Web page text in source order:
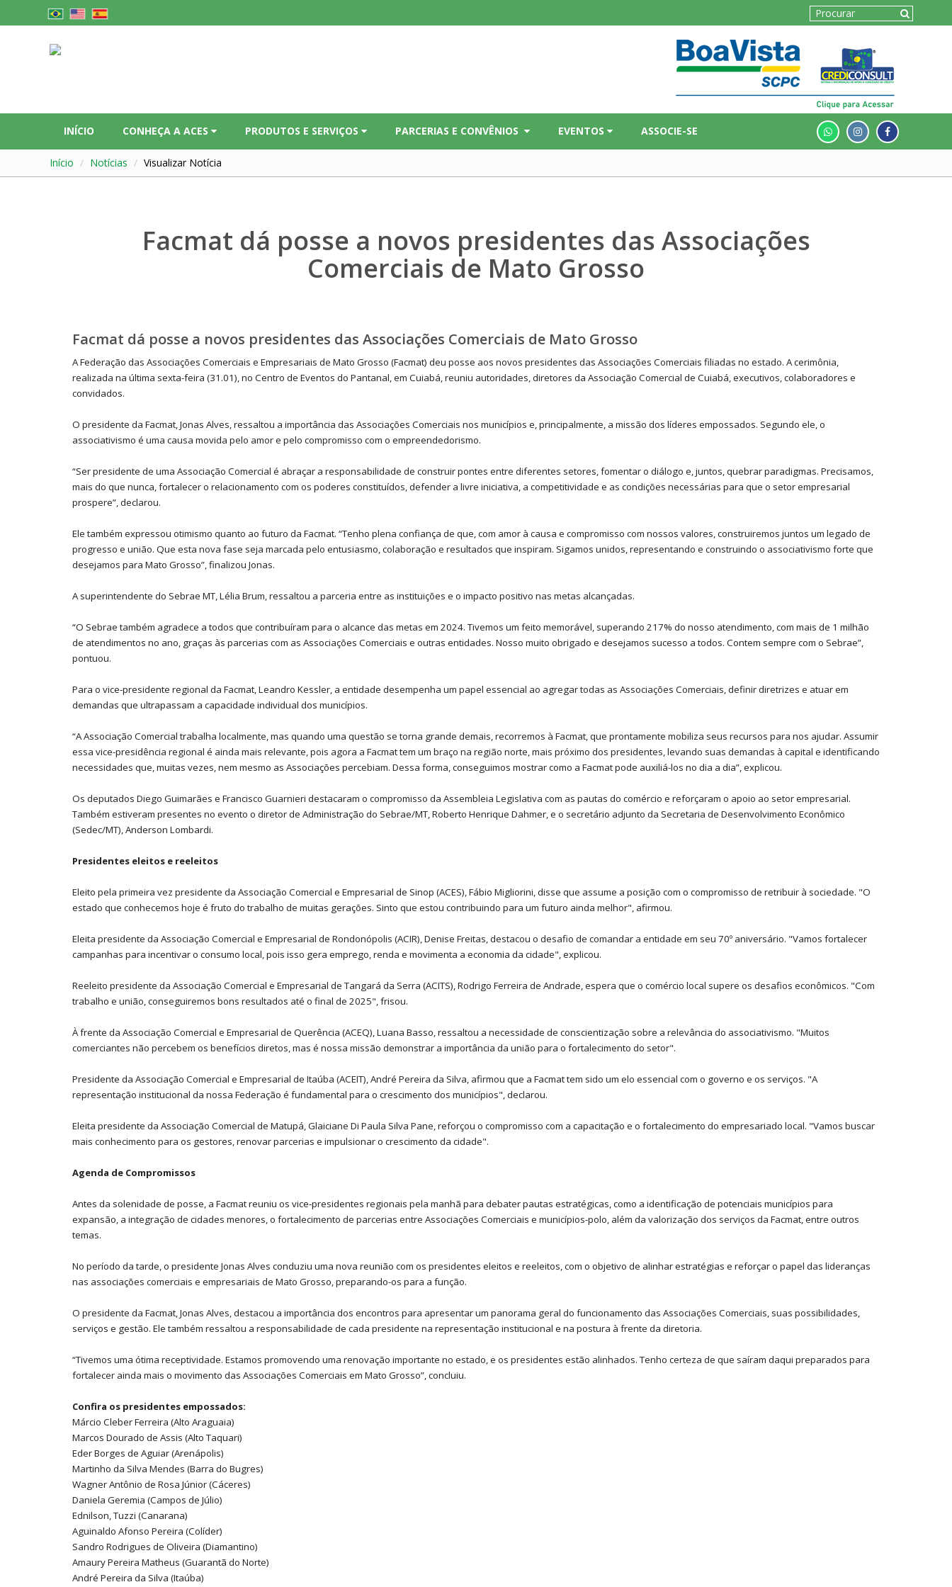
INÍCIO CONHEÇA A ACES PRODUTOS E SERVIÇOS PARCERIAS E CONVÊNIOS EVENTOS ASSOCIE-SE
Início Notícias Visualizar Notícia
Facmat dá posse a novos presidentes das Associações
Comerciais de Mato Grosso
Facmat dá posse a novos presidentes das Associações Comerciais de Mato Grosso
A Federação das Associações Comerciais e Empresariais de Mato Grosso (Facmat) deu posse aos novos presidentes das Associações Comerciais filiadas no estado. A cerimônia,
realizada na última sexta-feira (31.01), no Centro de Eventos do Pantanal, em Cuiabá, reuniu autoridades, diretores da Associação Comercial de Cuiabá, executivos, colaboradores e
convidados.
O presidente da Facmat, Jonas Alves, ressaltou a importância das Associações Comerciais nos municípios e, principalmente, a missão dos líderes empossados. Segundo ele, o
associativismo é uma causa movida pelo amor e pelo compromisso com o empreendedorismo.
“Ser presidente de uma Associação Comercial é abraçar a responsabilidade de construir pontes entre diferentes setores, fomentar o diálogo e, juntos, quebrar paradigmas. Precisamos,
mais do que nunca, fortalecer o relacionamento com os poderes constituídos, defender a livre iniciativa, a competitividade e as condições necessárias para que o setor empresarial
prospere”, declarou.
Ele também expressou otimismo quanto ao futuro da Facmat. “Tenho plena confiança de que, com amor à causa e compromisso com nossos valores, construiremos juntos um legado de
progresso e união. Que esta nova fase seja marcada pelo entusiasmo, colaboração e resultados que inspiram. Sigamos unidos, representando e construindo o associativismo forte que
desejamos para Mato Grosso”, finalizou Jonas.
A superintendente do Sebrae MT, Lélia Brum, ressaltou a parceria entre as instituições e o impacto positivo nas metas alcançadas.
“O Sebrae também agradece a todos que contribuíram para o alcance das metas em 2024. Tivemos um feito memorável, superando 217% do nosso atendimento, com mais de 1 milhão
de atendimentos no ano, graças às parcerias com as Associações Comerciais e outras entidades. Nosso muito obrigado e desejamos sucesso a todos. Contem sempre com o Sebrae”,
pontuou.
Para o vice-presidente regional da Facmat, Leandro Kessler, a entidade desempenha um papel essencial ao agregar todas as Associações Comerciais, definir diretrizes e atuar em
demandas que ultrapassam a capacidade individual dos municípios.
“A Associação Comercial trabalha localmente, mas quando uma questão se torna grande demais, recorremos à Facmat, que prontamente mobiliza seus recursos para nos ajudar. Assumir
essa vice-presidência regional é ainda mais relevante, pois agora a Facmat tem um braço na região norte, mais próximo dos presidentes, levando suas demandas à capital e identificando
necessidades que, muitas vezes, nem mesmo as Associações percebiam. Dessa forma, conseguimos mostrar como a Facmat pode auxiliá-los no dia a dia”, explicou.
Os deputados Diego Guimarães e Francisco Guarnieri destacaram o compromisso da Assembleia Legislativa com as pautas do comércio e reforçaram o apoio ao setor empresarial.
Também estiveram presentes no evento o diretor de Administração do Sebrae/MT, Roberto Henrique Dahmer, e o secretário adjunto da Secretaria de Desenvolvimento Econômico
(Sedec/MT), Anderson Lombardi.
Presidentes eleitos e reeleitos
Eleito pela primeira vez presidente da Associação Comercial e Empresarial de Sinop (ACES), Fábio Migliorini, disse que assume a posição com o compromisso de retribuir à sociedade. "O
estado que conhecemos hoje é fruto do trabalho de muitas gerações. Sinto que estou contribuindo para um futuro ainda melhor", afirmou.
Eleita presidente da Associação Comercial e Empresarial de Rondonópolis (ACIR), Denise Freitas, destacou o desafio de comandar a entidade em seu 70º aniversário. "Vamos fortalecer
campanhas para incentivar o consumo local, pois isso gera emprego, renda e movimenta a economia da cidade", explicou.
Reeleito presidente da Associação Comercial e Empresarial de Tangará da Serra (ACITS), Rodrigo Ferreira de Andrade, espera que o comércio local supere os desafios econômicos. "Com
trabalho e união, conseguiremos bons resultados até o final de 2025", frisou.
À frente da Associação Comercial e Empresarial de Querência (ACEQ), Luana Basso, ressaltou a necessidade de conscientização sobre a relevância do associativismo. "Muitos
comerciantes não percebem os benefícios diretos, mas é nossa missão demonstrar a importância da união para o fortalecimento do setor".
Presidente da Associação Comercial e Empresarial de Itaúba (ACEIT), André Pereira da Silva, afirmou que a Facmat tem sido um elo essencial com o governo e os serviços. "A
representação institucional da nossa Federação é fundamental para o crescimento dos municípios", declarou.
Eleita presidente da Associação Comercial de Matupá, Glaiciane Di Paula Silva Pane, reforçou o compromisso com a capacitação e o fortalecimento do empresariado local. "Vamos buscar
mais conhecimento para os gestores, renovar parcerias e impulsionar o crescimento da cidade".
Agenda de Compromissos
Antes da solenidade de posse, a Facmat reuniu os vice-presidentes regionais pela manhã para debater pautas estratégicas, como a identificação de potenciais municípios para
expansão, a integração de cidades menores, o fortalecimento de parcerias entre Associações Comerciais e municípios-polo, além da valorização dos serviços da Facmat, entre outros
temas.
No período da tarde, o presidente Jonas Alves conduziu uma nova reunião com os presidentes eleitos e reeleitos, com o objetivo de alinhar estratégias e reforçar o papel das lideranças
nas associações comerciais e empresariais de Mato Grosso, preparando-os para a função.
O presidente da Facmat, Jonas Alves, destacou a importância dos encontros para apresentar um panorama geral do funcionamento das Associações Comerciais, suas possibilidades,
serviços e gestão. Ele também ressaltou a responsabilidade de cada presidente na representação institucional e na postura à frente da diretoria.
“Tivemos uma ótima receptividade. Estamos promovendo uma renovação importante no estado, e os presidentes estão alinhados. Tenho certeza de que saíram daqui preparados para
fortalecer ainda mais o movimento das Associações Comerciais em Mato Grosso”, concluiu.
Confira os presidentes empossados:
Márcio Cleber Ferreira (Alto Araguaia)
Marcos Dourado de Assis (Alto Taquari)
Eder Borges de Aguiar (Arenápolis)
Martinho da Silva Mendes (Barra do Bugres)
Wagner Antônio de Rosa Júnior (Cáceres)
Daniela Geremia (Campos de Júlio)
Ednilson, Tuzzi (Canarana)
Aguinaldo Afonso Pereira (Colíder)
Sandro Rodrigues de Oliveira (Diamantino)
Amaury Pereira Matheus (Guarantã do Norte)
André Pereira da Silva (Itaúba)